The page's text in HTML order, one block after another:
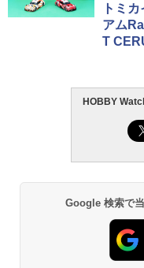
トミ
アム
T
HOBBY
Google 検索で